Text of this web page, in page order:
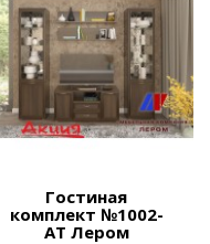
Гостиная
комплект №1002-
АТ Лером